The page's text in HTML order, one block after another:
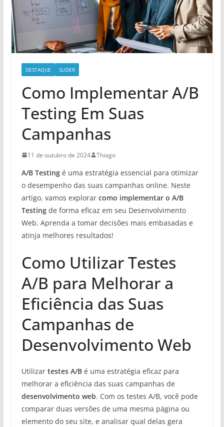
DESTAQUE SLIDER
Como Implementar A/B
Testing Em Suas
Campanhas
11 de outubro de 2024 Thiago
A/B Testingé uma estratégia essencial para otimizar
o desempenho das suas campanhas online. Neste
artigo, vamos explorar como implementar o A/B
Testingde forma eficaz em seu Desenvolvimento
Web. Aprenda a tomar decisões mais embasadas e
atinja melhores resultados!
Como Utilizar Testes
A/B para Melhorar a
Eficiência das Suas
Campanhas de
Desenvolvimento Web
Utilizar testes A/Bé uma estratégia eficaz para
melhorar a eficiência das suas campanhas de
desenvolvimento web. Com os testes A/B, você pode
comparar duas versões de uma mesma página ou
elemento do seu site, e analisar qual delas gera